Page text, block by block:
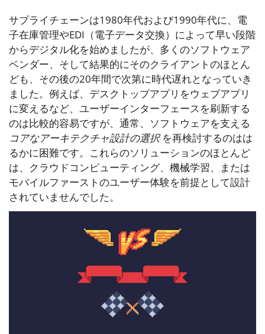
サプライチェーンは1980年代および1990年代に、電
子在庫管理やEDI（電子データ交換）によって早い段階
からデジタル化を始めましたが、多くのソフトウェア
ベンダー、そして結果的にそのクライアントのほとん
ども、その後の20年間で次第に時代遅れとなっていき
ました。例えば、デスクトップアプリをウェブアプリ
に変えるなど、ユーザーインターフェースを刷新する
のは比較的容易ですが、通常、ソフトウェアを支える
コアなアーキテクチャ設計の選択を再検討するのはは
るかに困難です。これらのソリューションのほとんど
は、クラウドコンピューティング、機械学習、または
モバイルファーストのユーザー体験を前提として設計
されていませんでした。